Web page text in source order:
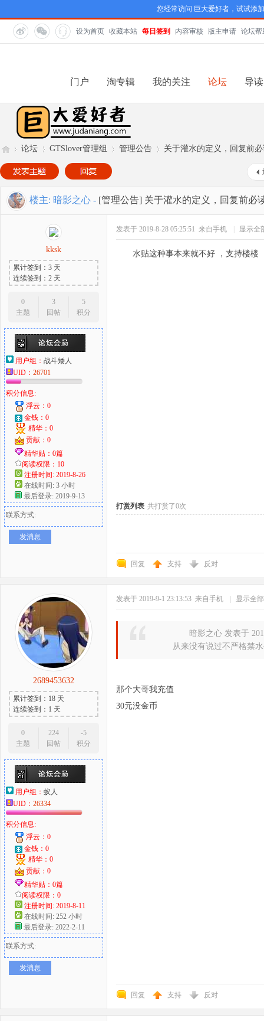
您经常访问 巨大爱好者，试试添
设为首页 收藏本站 每日签到 内容审核 版主申请 论坛帮
门户 淘专辑 我的关注 论坛 导读
巨
爱
»
论坛
›
GTSlover管理组
›
管理公告
›
关于灌水的定义，回复前
楼主: 暗影之心 - [管理公告] 关于灌水的定义，回复前必
kksk
累计签到：3 天
连续签到：2 天
0
主题
3
回帖
5
积分
用户组： 战斗矮人
UID： 26701
积分信息:
浮云：0
金钱：0
精华：0
贡献：0
精华贴：0篇
阅读权限：10
注册时间: 2019-8-26
在线时间: 3 小时
最后登录: 2019-9-13
联系方式:
发消息
发表于 2019-8-28 05:25:51 来自手机 显示全
水贴这种事本来就不好 ，支持楼楼
打赏列表 共打赏了0次
回复 支持 反对
2689453632
累计签到：18 天
连续签到：1 天
0
主题
224
回帖
-5
积分
用户组： 蚁人
UID： 26334
积分信息:
浮云：0
金钱：0
精华：0
贡献：0
精华贴：0篇
阅读权限：0
注册时间: 2019-8-11
在线时间: 252 小时
最后登录: 2022-2-11
联系方式:
发消息
发表于 2019-9-1 23:13:53 来自手机 显示全
暗影之心 发表于
从来没有说过不严格禁
那个大哥我充值
30元没金币
回复 支持 反对